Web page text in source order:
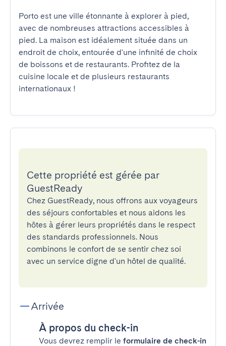
Porto est une ville étonnante à explorer à pied,
avec de nombreuses attractions accessibles à
pied. La maison est idéalement située dans un
endroit de choix, entourée d'une infinité de choix
de boissons et de restaurants. Profitez de la
cuisine locale et de plusieurs restaurants
internationaux !
Cette propriété est gérée par
GuestReady
Chez GuestReady, nous offrons aux voyageurs
des séjours confortables et nous aidons les
hôtes à gérer leurs propriétés dans le respect
des standards professionnels. Nous
combinons le confort de se sentir chez soi
avec un service digne d'un hôtel de qualité.
Arrivée
À propos du check-in
Vous devrez remplir le formulaire de check-in